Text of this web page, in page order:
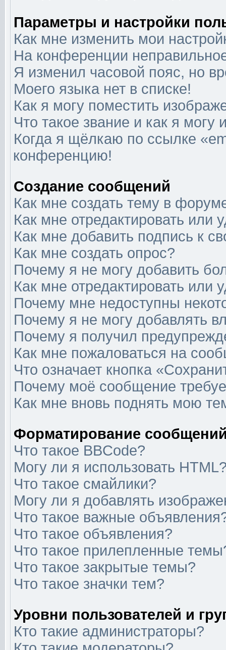
Параметры и настройки
Как мне изменить мои
На конференции
Я изменил часовой пояс, но
Моего языка нет в списке!
Как я могу поместить
Что такое звание и как я могу
Когда я щёлкаю по ссылке
конференцию!
Создание сообщений
Как мне создать тему в
Как мне отредактировать или
Как мне добавить подпись к
Как мне создать опрос?
Почему я не могу добавить
Как мне отредактировать или
Почему мне недоступны
Почему я не могу добавлять
Почему я получил
Как мне пожаловаться на
Что означает кнопка
Почему моё сообщение
Как мне вновь поднять мою
Форматирование
Что такое BBCode?
Могу ли я использовать
Что такое смайлики?
Могу ли я добавлять
Что такое важные
Что такое объявления?
Что такое прилепленные
Что такое закрытые темы?
Что такое значки тем?
Уровни пользователей и
Кто такие администраторы?